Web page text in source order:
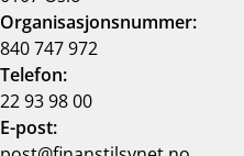
Organisasjonsnummer:
840 747 972
Telefon:
22 93 98 00
E-post: